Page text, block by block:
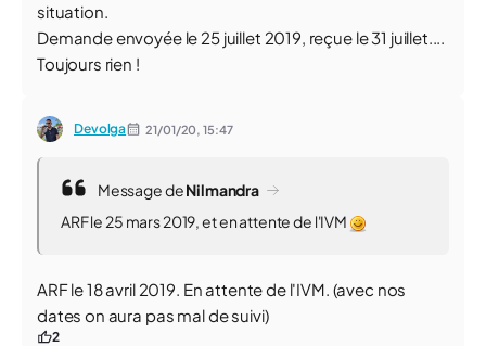
situation.
Demande envoyée le 25 juillet 2019, reçue le 31 juillet....
Toujours rien !
Devolga 21/01/20,15:47
Message deNilmandra
ARF le 25 mars 2019, et en attente de l'IVM
ARF le 18 avril 2019. En attente de l'IVM. (avec nos
dates on aura pas mal de suivi)
2